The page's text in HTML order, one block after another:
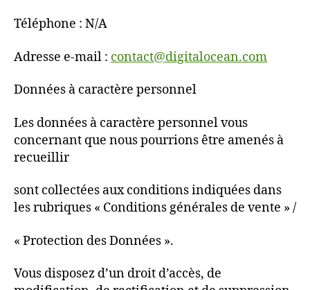
Téléphone : N/A
Adresse e-mail : contact@digitalocean.com
Données à caractère personnel
Les données à caractère personnel vous
concernant que nous pourrions être amenés à
recueillir
sont collectées aux conditions indiquées dans
les rubriques « Conditions générales de vente » /
« Protection des Données ».
Vous disposez d’un droit d’accès, de